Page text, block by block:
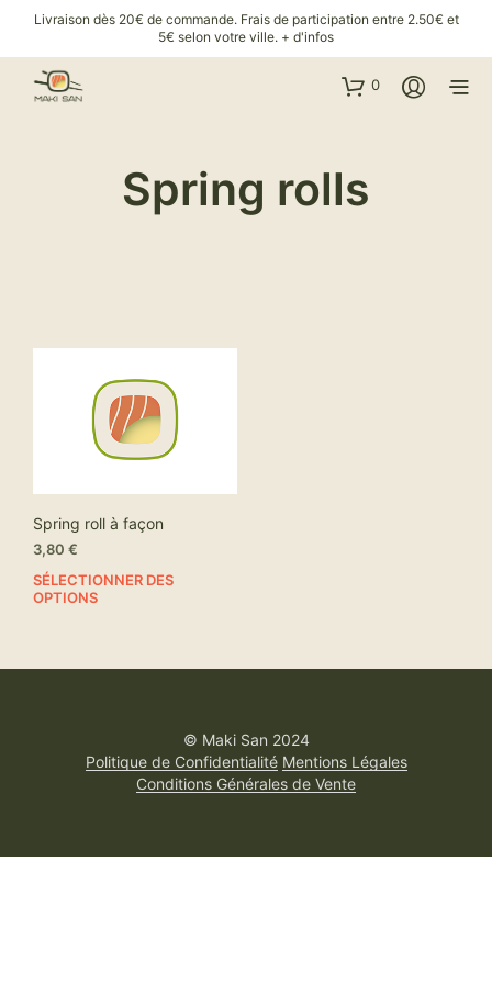
Livraison dès 20€ de commande. Frais de participation entre 2.50€ et
5€ selon votre ville. + d'infos
0
Spring rolls
Spring roll à façon
3,80 €
SÉLECTIONNER DES
OPTIONS
© Maki San 2024
Politique de Confidentialité Mentions Légales
Conditions Générales de Vente